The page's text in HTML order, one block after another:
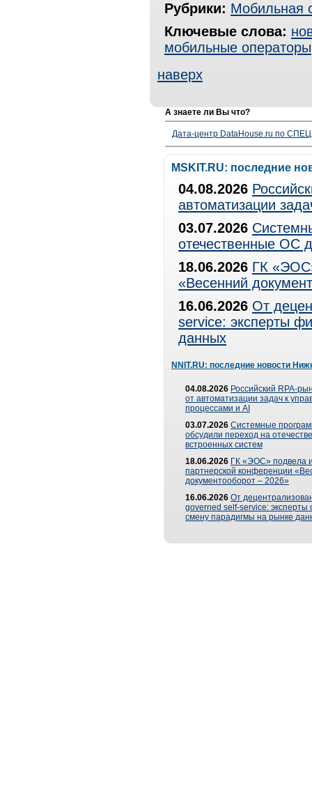
Рубрики: Мобильная
Ключевые слова:
мобильные операторы
наверх
А знаете ли Вы что?
Дата-центр DataHouse.ru по
MSKIT.RU: последние
04.08.2026
автоматизации
03.07.2026
отечественные ОС
18.06.2026 ГК
«Весенний
16.06.2026 От
service: эксперты
данных
NNIT.RU: последние новости
04.08.2026 Российский RPA-
от автоматизации задач к
процессами и AI
03.07.2026 Системные
обсудили переход на
встроенных систем
18.06.2026 ГК «ЭОС» подвела
партнерской конференции
документооборот – 2026»
16.06.2026 От
governed self-service: эксперты
смену парадигмы на рынке